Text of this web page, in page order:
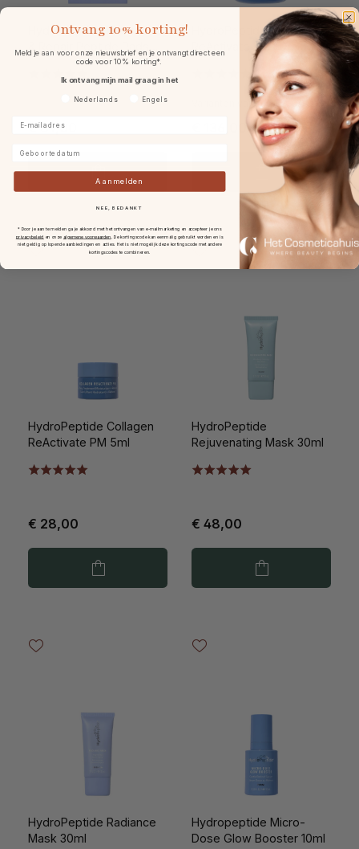
HydroPeptide Resurface
& Repair Peptide Pads
€ 89,00
HydroPeptide Collagen
ReActivate PM 30ml
Varianten vanaf € 28,00
HydroPeptide Collagen
ReActivate PM 5ml
€ 28,00
HydroPeptide
Rejuvenating Mask 30ml
€ 48,00
HydroPeptide Radiance
Mask 30ml
Hydropeptide Micro-
Dose Glow Booster 10ml
Ontvang 10% korting!
Meld je aan voor onze nieuwsbrief en je ontvangt direct een
code voor 10% korting*.
Ik ontvang mijn mail graag in het
Voorkeurtaal
Nederlands Engels
Aanmelden
NEE, BEDANKT
* Door je aan te melden ga je akkoord met het ontvangen van e-mailmarketing en accepteer je ons
privacybeleid en onze algemene voorwaarden .De kortingscode kan eenmalig gebruikt worden en is
niet geldig op lopende aanbiedingen en acties. Het is niet mogelijk deze kortingscode met andere
kortingscodes te combineren.